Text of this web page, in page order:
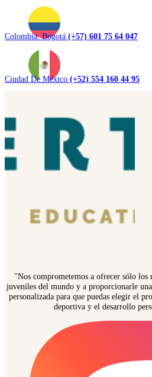
Colombia. Bogotá (+57) 601 75 64 047
Ciudad De México (+52) 554 160 44 95
"Nos comprometemos a ofrecer sólo los
juveniles del mundo y a proporcionarle
personalizada para que puedas elegir el
deportiva y el desarrollo